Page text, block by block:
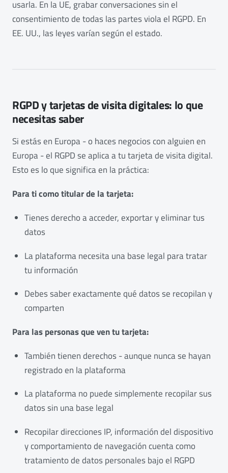
usarla. En la UE, grabar conversaciones sin el
consentimiento de todas las partes viola el RGPD. En
EE. UU., las leyes varían según el estado.
RGPD y tarjetas de visita digitales: lo que
necesitas saber
Si estás en Europa - o haces negocios con alguien en
Europa - el RGPD se aplica a tu tarjeta de visita digital.
Esto es lo que significa en la práctica:
Para ti como titular de la tarjeta:
Tienes derecho a acceder, exportar y eliminar tus
datos
La plataforma necesita una base legal para tratar
tu información
Debes saber exactamente qué datos se recopilan y
comparten
Para las personas que ven tu tarjeta:
También tienen derechos - aunque nunca se hayan
registrado en la plataforma
La plataforma no puede simplemente recopilar sus
datos sin una base legal
Recopilar direcciones IP, información del dispositivo
y comportamiento de navegación cuenta como
tratamiento de datos personales bajo el RGPD